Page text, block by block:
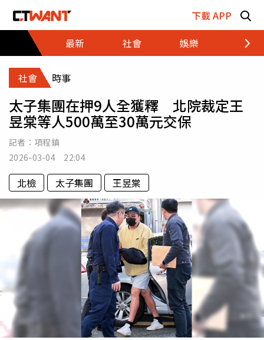
下載 APP
最新
社會 娛樂 財經
社會 時事
太子集團在押9人全獲釋 北院裁定王
昱棠等人500萬至30萬元交保
記者： 項程鎮
2026-03-04 22:04
北檢 太子集團 王昱棠